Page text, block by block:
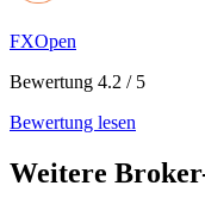
FXOpen
Bewertung 4.2 / 5
Bewertung lesen
Weitere